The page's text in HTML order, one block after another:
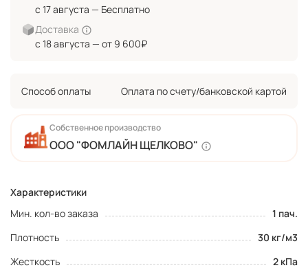
Характеристики
Мин. кол-во заказа
1 пач.
Плотность
30 кг/м3
Жесткость
2 кПа
Собственное производство
ООО "ФОМЛАЙН ЩЕЛКОВО"
с 17 августа — Бесплатно
Доставка
с 18 августа — от 9 600₽
Способ оплаты Оплата по счету/банковской картой